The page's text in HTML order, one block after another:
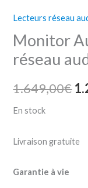
Lecteurs réseau
Monitor
réseau
1.649,00€
En stock
Livraison gratuite
Garantie à vie